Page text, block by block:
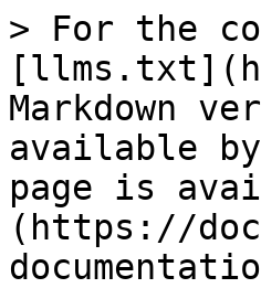
> For the
Markdown
available
page is
(https://